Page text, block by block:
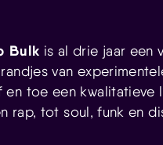
Bulk is al drie jaar een
van
toe een kwalitatieve
rap, tot soul, funk en